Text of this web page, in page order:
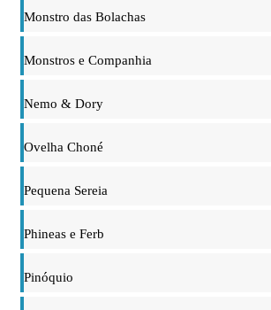
Monstro das Bolachas
Monstros e Companhia
Nemo & Dory
Ovelha Choné
Pequena Sereia
Phineas e Ferb
Pinóquio